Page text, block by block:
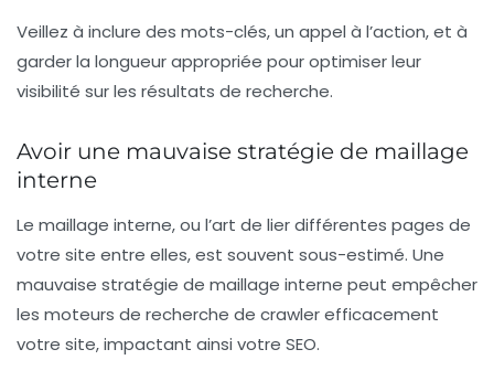
Veillez à inclure des mots-clés, un appel à l’action, et à
garder la longueur appropriée pour optimiser leur
visibilité sur les résultats de recherche.
Avoir une mauvaise stratégie de maillage
interne
Le maillage interne, ou l’art de lier différentes pages de
votre site entre elles, est souvent sous-estimé. Une
mauvaise stratégie de maillage interne peut empêcher
les moteurs de recherche de crawler efficacement
votre site, impactant ainsi votre SEO.